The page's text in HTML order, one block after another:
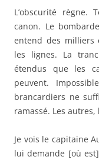
est parti au poste
Je lui demande des
sait rien et que
J’ai faim, j’ai
que nous occupions
Après bien du mal,
liaison. Où se trouve
retrouve mes
chose. Je